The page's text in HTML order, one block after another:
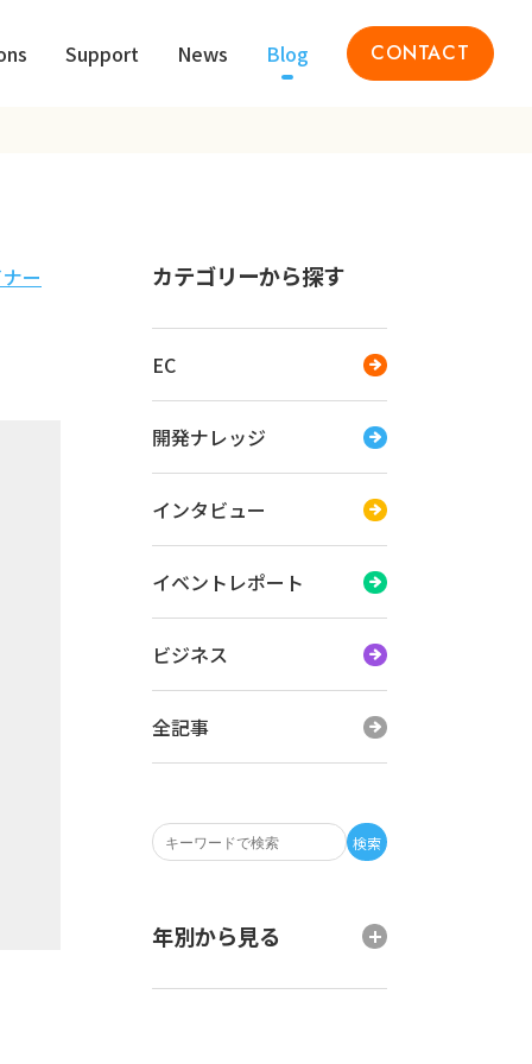
Support News Blog CONTACT
検索
カテゴリーから探す
EC
開発ナレッジ
インタビュー
イベントレポート
ビジネス
全記事
年別から見る
ー